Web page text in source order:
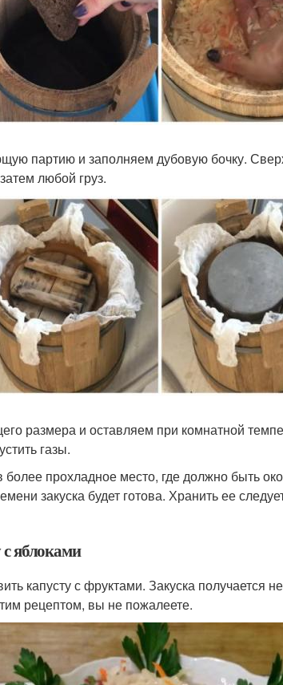
партию и заполняем дубовую бочку.
любой груз.
размера и оставляем при комнатной
газы.
более прохладное место, где должно быть
закуска будет готова. Хранить ее
яблоками
капусту с фруктами. Закуска получается
рецептом, вы не пожалеете.